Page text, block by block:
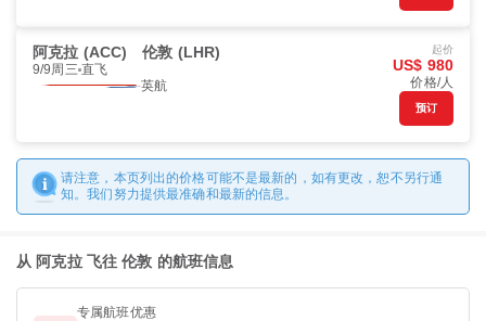
阿克拉 (ACC) 伦敦 (LHR)
9/9周三 直飞
英航
起价
US$ 980
价格/人
预订
请注意，本页列出的价格可能不是最新的，如有更改，恕不另行通
知。我们努力提供最准确和最新的信息。
从 阿克拉 飞往 伦敦 的航班信息
专属航班优惠